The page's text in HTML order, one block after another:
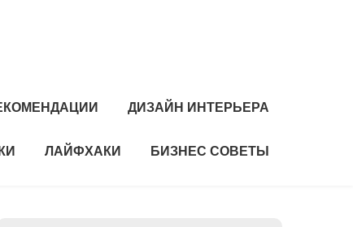
ДИЗАЙН ИНТЕРЬЕРА
ЛАЙФХАКИ БИЗНЕС СОВЕТЫ